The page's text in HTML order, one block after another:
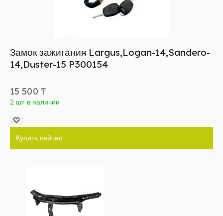
Замок зажигания Largus,Logan-14,Sandero-
14,Duster-15 P300154
15 500 ₸
2 шт в наличии
Купить сейчас